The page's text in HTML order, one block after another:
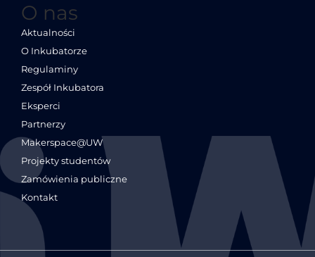
O nas
Aktualności
O Inkubatorze
Regulaminy
Zespół Inkubatora
Eksperci
Partnerzy
Makerspace@UW
Projekty studentów
Zamówienia publiczne
Kontakt